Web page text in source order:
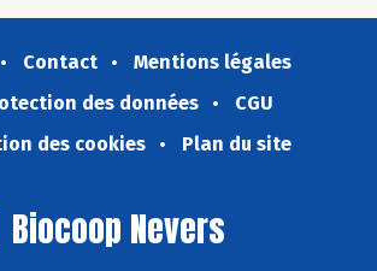
Contact
Mentions légales
des données
CGU
des cookies
Plan du site
Biocoop Nevers